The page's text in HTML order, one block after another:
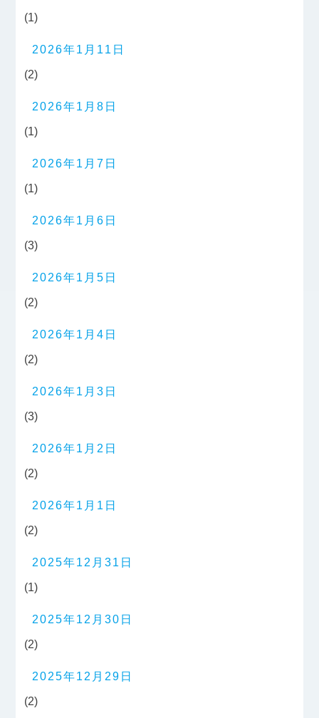
(1)
2026年1月11日
(2)
2026年1月8日
(1)
2026年1月7日
(1)
2026年1月6日
(3)
2026年1月5日
(2)
2026年1月4日
(2)
2026年1月3日
(3)
2026年1月2日
(2)
2026年1月1日
(2)
2025年12月31日
(1)
2025年12月30日
(2)
2025年12月29日
(2)